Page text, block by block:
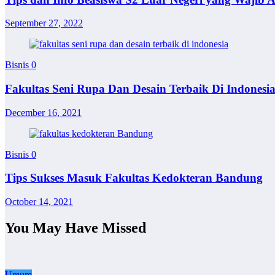
September 27, 2022
Bisnis 0
Fakultas Seni Rupa Dan Desain Terbaik Di Indonesia
December 16, 2021
Bisnis 0
Tips Sukses Masuk Fakultas Kedokteran Bandung
October 14, 2021
You May Have Missed